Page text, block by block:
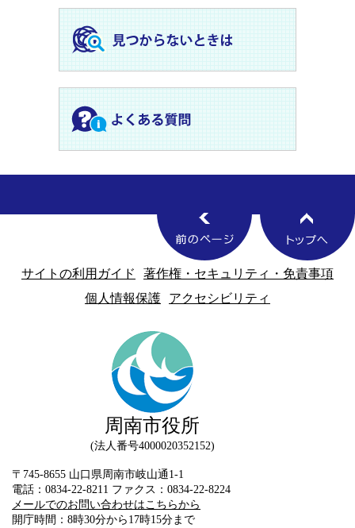
サイトの利用ガイド
著作権・セキュリティ・免責事項
個人情報保護
アクセシビリティ
周南市役所
法人番号4000020352152
〒745-8655 山口県周南市岐山通1-1
電話：0834-22-8211 ファクス：0834-22-8224
メールでのお問い合わせはこちらから
開庁時間：8時30分から17時15分まで